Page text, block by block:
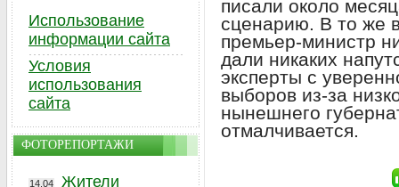
писали около
сценарию. В то же
премьер-министр
дали никаких
эксперты с
выборов из-за
нынешнего
отмалчивается.
Использование
информации сайта
Условия
использования
сайта
ФОТОРЕПОРТАЖИ
14.04
Жители